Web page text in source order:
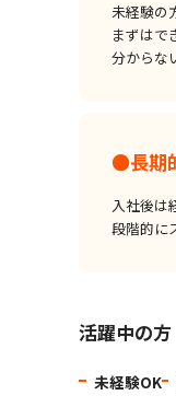
未経験の
まずはで
分からな
●長期
入社後は
段階的に
活躍中の方
未経験OK